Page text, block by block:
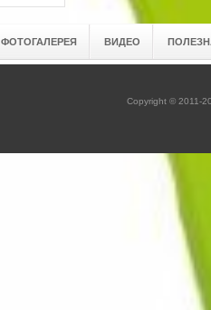
ФОТОГАЛЕРЕЯ ВИДЕО
Copyright © 2011-